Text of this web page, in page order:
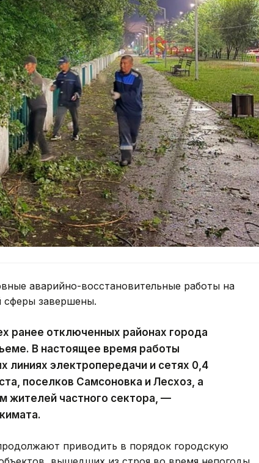
аварийно-восстановительные работы на
сферы завершены.
ранее отключенных районах города
В настоящее время работы
линиях электропередачи и сетях 0,4
поселков Самсоновка и Лесхоз, а
жителей частного сектора, —
приводить в порядок городскую